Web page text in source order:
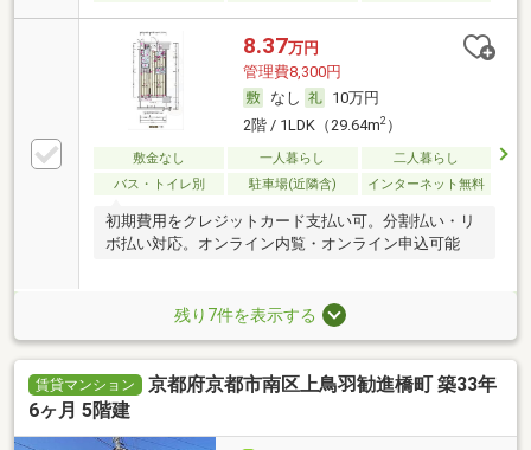
8.37万円
管理費8,300円
なし
10万円
2階 / 1LDK（29.64m2）
敷金なし 一人暮らし
二人暮らし
バス・トイレ別
駐車場(近隣含) インターネット無料
初期費用をクレジットカード支払い可。分割払い・リ
ボ払い対応。オンライン内覧・オンライン申込可能
残り7件を表示する
賃貸マンション
京都府京都市南区上鳥羽勧進橋町 築33年
6ヶ月 5階建